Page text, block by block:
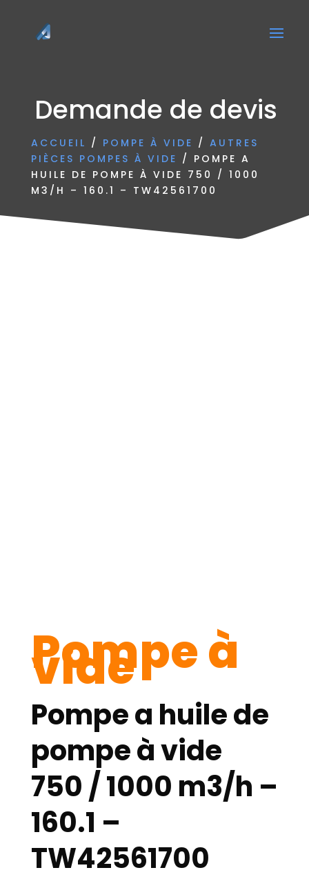
Demande de devis
ACCUEIL / POMPE À VIDE / AUTRES
PIÈCES POMPES À VIDE / POMPE A
HUILE DE POMPE À VIDE 750 / 1000
M3/H – 160.1 – TW42561700
Pompe à
vide
Pompe a huile de
pompe à vide
750 / 1000 m3/h –
160.1 –
TW42561700